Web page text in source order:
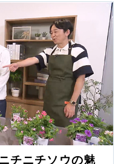
チニチソウの魅